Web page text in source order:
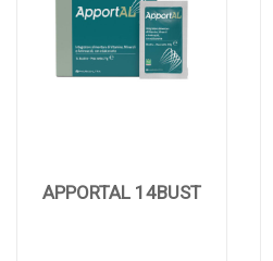
APPORTAL 14BUST